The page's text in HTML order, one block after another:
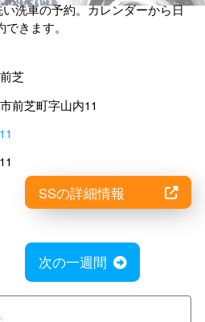
洗車の予約。カレンダーから日
きます。
芝
前芝町字山内11
SSの詳細情報
次の一週間